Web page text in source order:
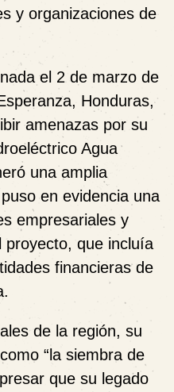
y organizaciones de
el 2 de marzo de
Honduras,
amenazas por su
Agua
una amplia
en evidencia una
empresariales y
proyecto, que incluía
financieras de
de la región, su
“la siembra de
que su legado